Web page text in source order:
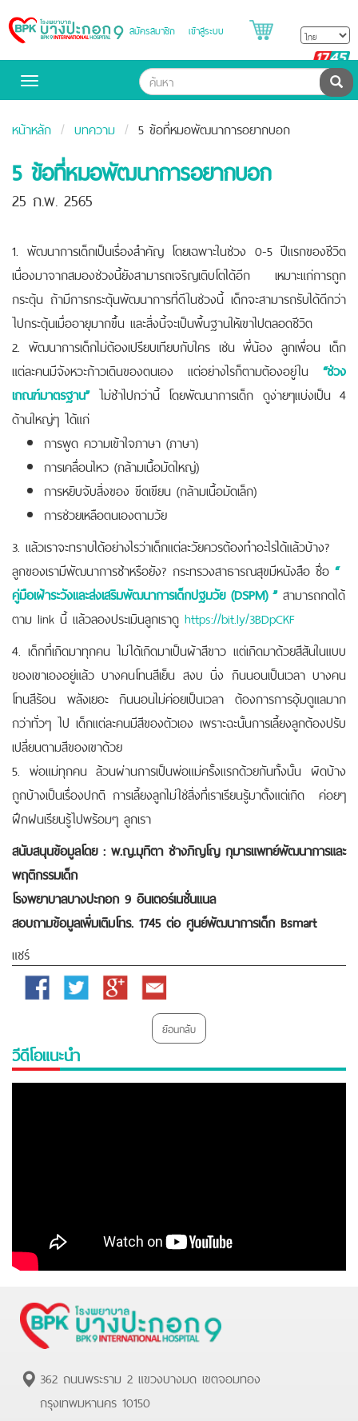
Bangpakok
Hospital
สมัครสมาชิก เข้าสู่ระบบ
Toggle
ค้น
หน้าหลัก บทความ 5 ข้อที่หมอพัฒนาการอยากบอก
5 ข้อที่หมอพัฒนาการอยากบอก
25 ก.พ. 2565
1. พัฒนาการเด็กเป็นเรื่องสำคัญ โดยเฉพาะในช่วง 0-5 ปีแรกของชีวิต
เนื่องมาจากสมองช่วงนี้ยังสามารถเจริญเติบโตได้อีก เหมาะแก่การถูก
กระตุ้น ถ้ามีการกระตุ้นพัฒนาการที่ดีในช่วงนี้ เด็กจะสามารถรับได้ดีกว่า
ไปกระตุ้นเมื่ออายุมากขึ้น และสิ่งนี้จะเป็นพื้นฐานให้เขาไปตลอดชีวิต
2. พัฒนาการเด็กไม่ต้องเปรียบเทียบกับใคร เช่น พี่น้อง ลูกเพื่อน เด็ก
แต่ละคนมีจังหวะก้าวเดินของตนเอง แต่อย่างไรก็ตามต้องอยู่ใน “ช่วง
เกณฑ์มาตรฐาน”ไม่ช้าไปกว่านี้ โดยพัฒนาการเด็ก ดูง่ายๆแบ่งเป็น 4
ด้านใหญ่ๆ ได้แก่
การพูด ความเข้าใจภาษา (ภาษา)
การเคลื่อนไหว (กล้ามเนื้อมัดใหญ่)
การหยิบจับสิ่งของ ขีดเขียน (กล้ามเนื้อมัดเล็ก)
การช่วยเหลือตนเองตามวัย
3. แล้วเราจะทราบได้อย่างไรว่าเด็กแต่ละวัยควรต้องทำอะไรได้แล้วบ้าง?
ลูกของเรามีพัฒนาการช้าหรือยัง? กระทรวงสาธารณสุขมีหนังสือ ชื่อ “
คู่มือเฝ้าระวังและส่งเสริมพัฒนาการเด็กปฐมวัย (DSPM) ” สามารถกดได้
ตาม link นี้ แล้วลองประเมินลูกเราดู https://bit.ly/3BDpCKF
4. เด็กที่เกิดมาทุกคน ไม่ได้เกิดมาเป็นผ้าสีขาว แต่เกิดมาด้วยสีสันในแบบ
ของเขาเองอยู่แล้ว บางคนโทนสีเย็น สงบ นิ่ง กินนอนเป็นเวลา บางคน
โทนสีร้อน พลังเยอะ กินนอนไม่ค่อยเป็นเวลา ต้องการการอุ้มดูแลมาก
กว่าทั่วๆ ไป เด็กแต่ละคนมีสีของตัวเอง เพราะฉะนั้นการเลี้ยงลูกต้องปรับ
เปลี่ยนตามสีของเขาด้วย
5. พ่อแม่ทุกคน ล้วนผ่านการเป็นพ่อแม่ครั้งแรกด้วยกันทั้งนั้น ผิดบ้าง
ถูกบ้างเป็นเรื่องปกติ การเลี้ยงลูกไม่ใช่สิ่งที่เราเรียนรู้มาตั้งแต่เกิด ค่อยๆ
ฝึกฝนเรียนรู้ไปพร้อมๆ ลูกเรา
สนับสนุนข้อมูลโดย : พ.ญ.มุทิตา ช่างภิญโญ กุมารแพทย์พัฒนาการและ
พฤติกรรมเด็ก
โรงพยาบาลบางปะกอก 9 อินเตอร์เนชั่นแนล
สอบถามข้อมูลเพิ่มเติมโทร. 1745 ต่อ ศูนย์พัฒนาการเด็ก Bsmart
แชร์
Facebook Twitter
Google
Email
ย้อนกลับ
วีดีโอแนะนำ
362 ถนนพระราม 2 แขวงบางมด เขตจอมทอง
กรุงเทพมหานคร 10150